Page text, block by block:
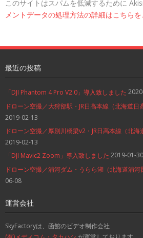
このサイトはスパムを低減するために
メントデータの処理方法の詳細はこちら
最近の投稿
「DJI Phantom 4 Pro V2.0」導入致しました
ドローン空撮／大狩部駅・JR日高本線（北海道日
2019-02-13
ドローン空撮／厚別川橋梁v2・JR日高本線（北
2019-02-13
「DJI Mavic2 Zoom」導入致しました 2019-01-30
ドローン空撮／浦河ダム・うらら湖（北海道浦河
06-08
運営会社
SkyFactoryは、函館のビデオ制作会社